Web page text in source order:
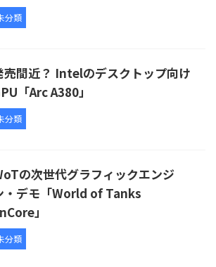
分類
売間近？ Intelのデスクトップ向け
「Arc A380」
分類
の次世代グラフィックエンジ
・デモ「World of Tanks
」
分類